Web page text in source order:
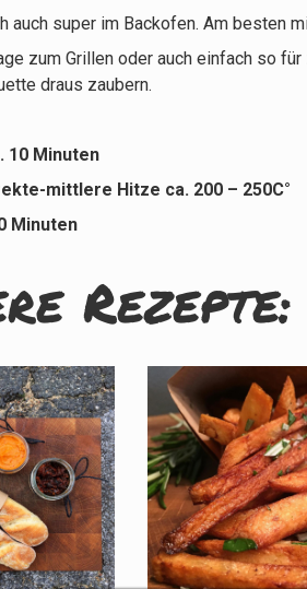
auch super im Backofen. Am besten
zum Grillen oder auch einfach so
draus zaubern.
Minuten
Hitze ca. 200 – 250C°
Rezepte: